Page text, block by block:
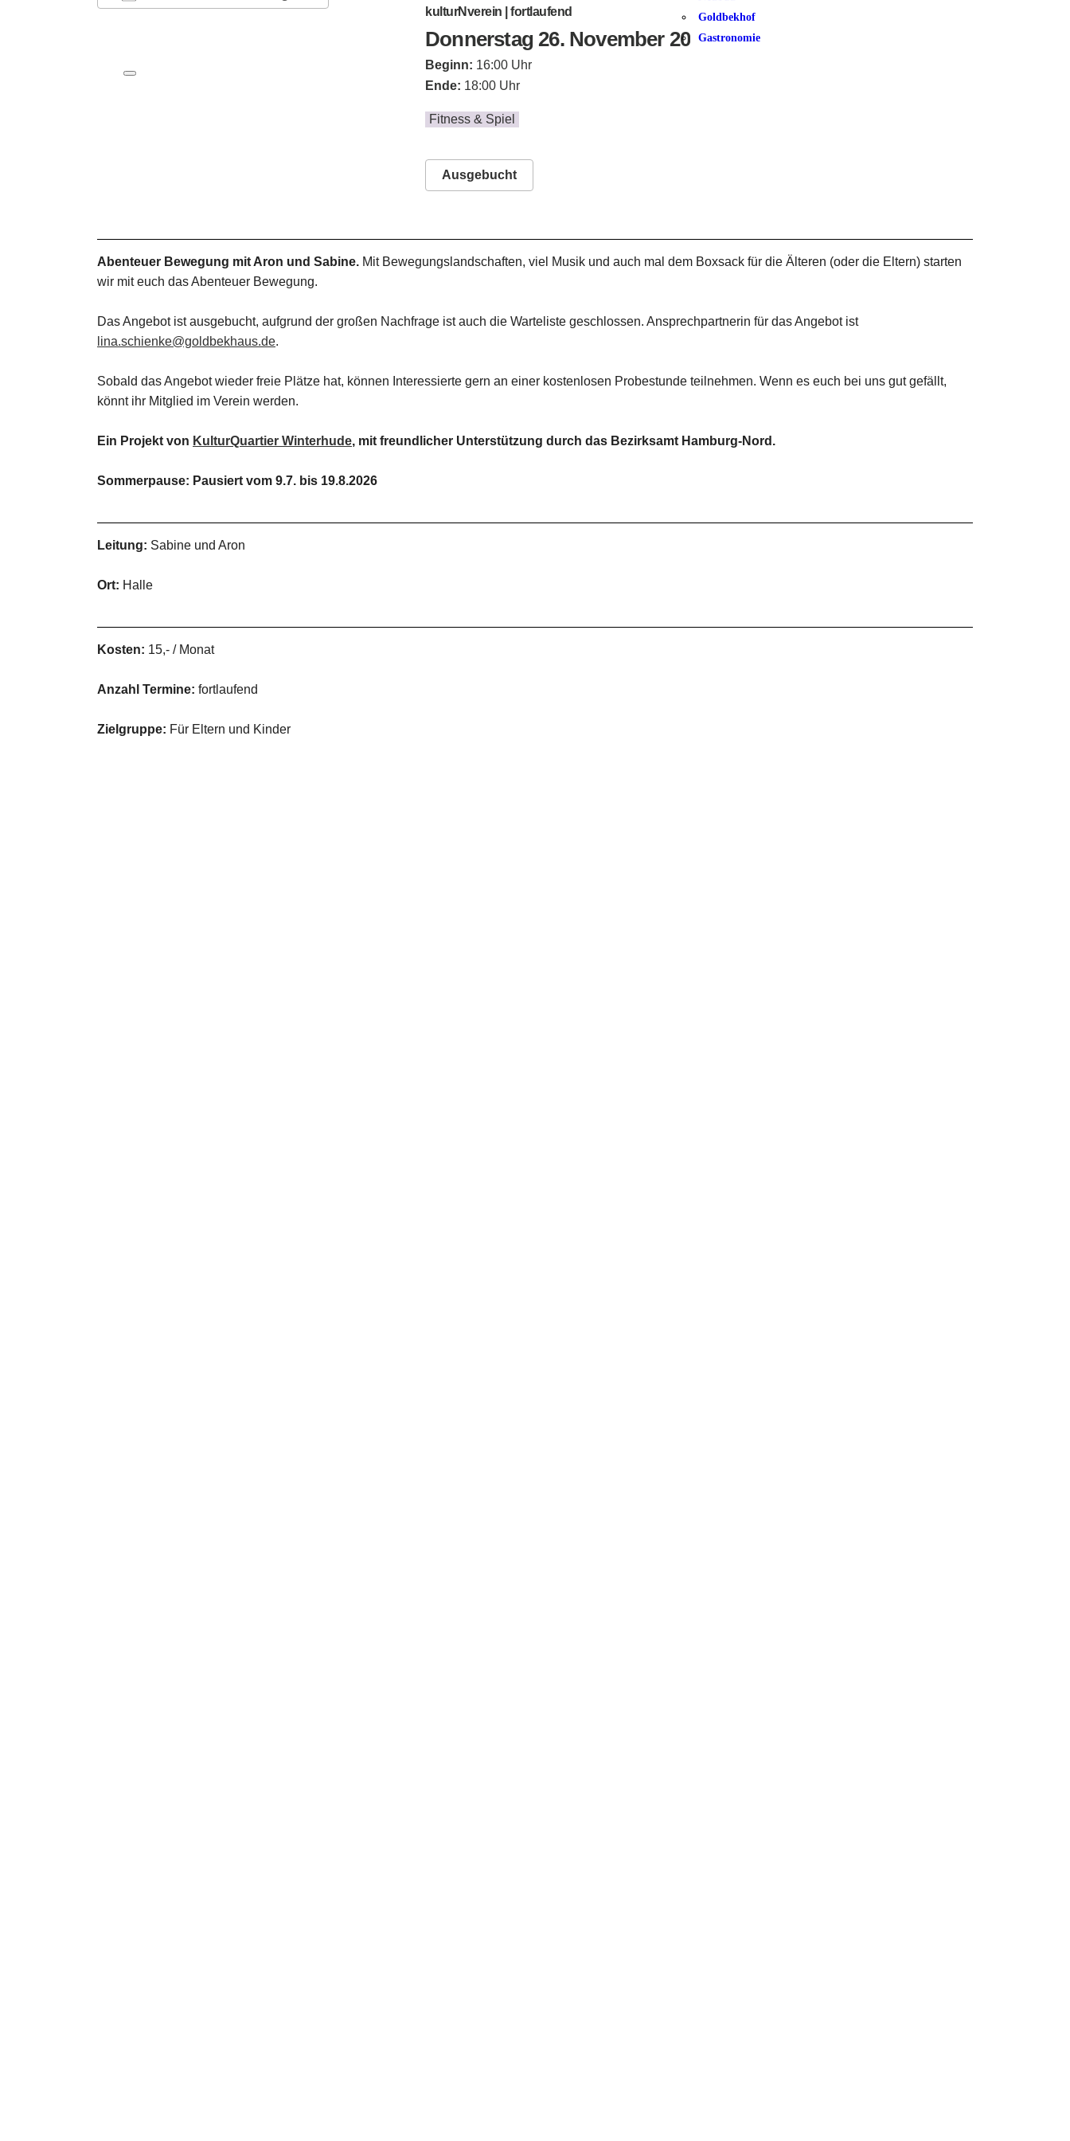
Goldbekhof
Gastronomie
kulturNverein | fortlaufend
Donnerstag 26. November 2026
Beginn: 16:00 Uhr
Ende: 18:00 Uhr
Fitness & Spiel
Ausgebucht
Abenteuer Bewegung mit Aron und Sabine. Mit Bewegungslandschaften, viel Musik und auch mal dem Boxsack für die Älteren (oder die Eltern) starten
wir mit euch das Abenteuer Bewegung.
Das Angebot ist ausgebucht, aufgrund der großen Nachfrage ist auch die Warteliste geschlossen. Ansprechpartnerin für das Angebot ist
lina.schienke@goldbekhaus.de.
Sobald das Angebot wieder freie Plätze hat, können Interessierte gern an einer kostenlosen Probestunde teilnehmen. Wenn es euch bei uns gut gefällt,
könnt ihr Mitglied im Verein werden.
Ein Projekt von KulturQuartier Winterhude, mit freundlicher Unterstützung durch das Bezirksamt Hamburg-Nord.
Sommerpause: Pausiert vom 9.7. bis 19.8.2026
Leitung: Sabine und Aron
Ort: Halle
Kosten: 15,- / Monat
Anzahl Termine: fortlaufend
Zielgruppe: Für Eltern und Kinder